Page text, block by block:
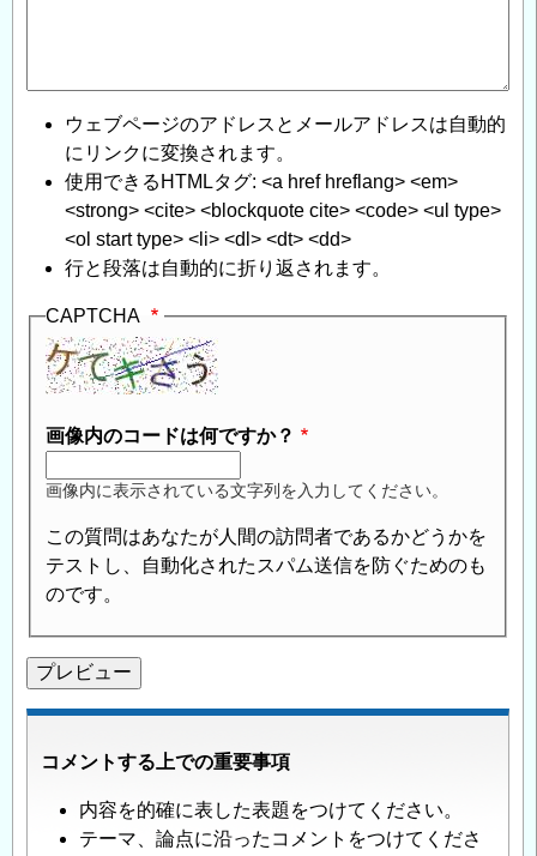
ウェブページのアドレスとメールアドレスは自動的
にリンクに変換されます。
使用できるHTMLタグ: <a href hreflang> <em>
<strong> <cite> <blockquote cite> <code> <ul type>
<ol start type> <li> <dl> <dt> <dd>
行と段落は自動的に折り返されます。
CAPTCHA
画像内のコードは何ですか？
画像内に表示されている文字列を入力してください。
この質問はあなたが人間の訪問者であるかどうかを
テストし、自動化されたスパム送信を防ぐためのも
のです。
コメントする上での重要事項
内容を的確に表した表題をつけてください。
テーマ、論点に沿ったコメントをつけてくださ